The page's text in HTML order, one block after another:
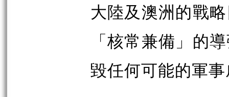
大陸及澳洲的戰
「核常兼備」的
毀任何可能的軍